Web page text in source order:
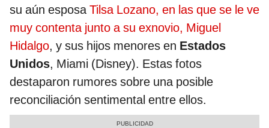
su aún esposaTilsa Lozano, en las que se le ve
muy contenta junto a su exnovio, Miguel
Hidalgo, y sus hijos menores en Estados
Unidos, Miami (Disney). Estas fotos
destaparon rumores sobre una posible
reconciliación sentimental entre ellos.